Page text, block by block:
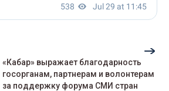
«Кабар» выражает благодарность
госорганам, партнерам и волонтерам
за поддержку форума СМИ стран